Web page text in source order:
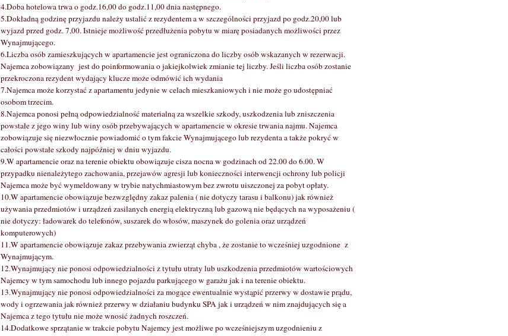
4.Doba hotelowa trwa o godz.16,00 do godz.11,00 dnia następnego.
5.Dokładną godzinę przyjazdu należy ustalić z rezydentem a w szczególności przyjazd po godz.20,00 lub
wyjazd przed godz. 7,00. Istnieje możliwość przedłużenia pobytu w miarę posiadanych możliwości przez
Wynajmującego.
6.Liczba osób zamieszkujących w apartamencie jest ograniczona do liczby osób wskazanych w rezerwacji.
Najemca zobowiązany jest do poinformowania o jakiejkolwiek zmianie tej liczby. Jeśli liczba osób zostanie
przekroczona rezydent wydający klucze może odmówić ich wydania
7.Najemca może korzystać z apartamentu jedynie w celach mieszkaniowych i nie może go udostępniać
osobom trzecim.
8.Najemca ponosi pełną odpowiedzialność materialną za wszelkie szkody, uszkodzenia lub zniszczenia
powstałe z jego winy lub winy osób przebywających w apartamencie w okresie trwania najmu. Najemca
zobowiązuje się niezwłocznie powiadomić o tym fakcie Wynajmującego lub rezydenta a także pokryć w
całości powstałe szkody najpóźniej w dniu wyjazdu.
9.W apartamencie oraz na terenie obiektu obowiązuje cisza nocna w godzinach od 22.00 do 6.00. W
przypadku nienależytego zachowania, przejawów agresji lub konieczności interwencji ochrony lub policji
Najemca może być wymeldowany w trybie natychmiastowym bez zwrotu uiszczonej za pobyt opłaty.
10.W apartamencie obowiązuje bezwzględny zakaz palenia ( nie dotyczy tarasu i balkonu) jak również
używania przedmiotów i urządzeń zasilanych energią elektryczną lub gazową nie będących na wyposażeniu (
nie dotyczy: ładowarek do telefonów, suszarek do włosów, maszynek do golenia oraz urządzeń
komputerowych)
11.W apartamencie obowiązuje zakaz przebywania zwierząt chyba , że zostanie to wcześniej uzgodnione z
Wynajmującym.
12.Wynajmujący nie ponosi odpowiedzialności z tytułu utraty lub uszkodzenia przedmiotów wartościowych
Najemcy w tym samochodu lub innego pojazdu parkującego w garażu jak i na terenie obiektu.
13.Wynajmujący nie ponosi odpowiedzialności za mogące ewentualnie wystąpić przerwy w dostawie prądu,
wody i ogrzewania jak również przerwy w działaniu budynku SPA jak i urządzeń w nim znajdujących się a
Najemca z tego tytułu nie może wnosić żadnych roszczeń.
14.Dodatkowe sprzątanie w trakcie pobytu Najemcy jest możliwe po wcześniejszym uzgodnieniu z